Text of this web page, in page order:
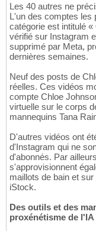
Les 40 autres ne
L'un des comptes les
catégorie est intitulé
vérifié sur Instagram
supprimé par Meta,
dernières semaines.
Neuf des posts de
réelles. Ces vidéos
compte Chloe
virtuelle sur le corps
mannequins Tana
D'autres vidéos ont
d'Instagram qui ne
d'abonnés. Par
s'approvisionnent
maillots de bain et
iStock.
Des outils et des
proxénétisme de l'IA